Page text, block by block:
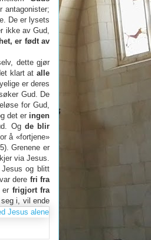
antagonister;
De er lysets
ikke av Gud,
er født av
dette gjør
klart at alle
er deres
Gud. De
for Gud,
det er ingen
Og de blir
å «fortjene»
Grenene er
via Jesus.
og blitt
dere fri fra
er frigjort fra
i, vil ende